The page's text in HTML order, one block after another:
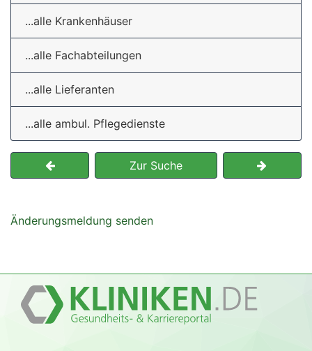
...alle Krankenhäuser
...alle Fachabteilungen
...alle Lieferanten
...alle ambul. Pflegedienste
Zur Suche
Änderungsmeldung senden